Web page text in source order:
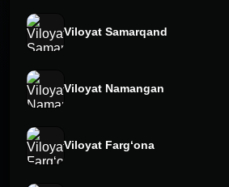
Viloyat Samarqand
Viloyat Namangan
Viloyat Fargʻona